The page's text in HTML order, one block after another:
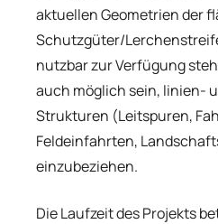
aktuellen Geometrien der
Schutzgüter/
nutzbar zur Verfügung
auch möglich sein, linien-
Strukturen (Leitspuren,
Feldeinfahrten,
einzubeziehen.
Die Laufzeit des Projekts